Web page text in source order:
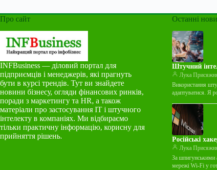
Про сайт
INFBusiness — діловий портал для
підприємців і менеджерів, які прагнуть
бути в курсі трендів. Тут ви знайдете
новини бізнесу, огляди фінансових ринків,
поради з маркетингу та HR, а також
матеріали про застосування ІТ і штучного
інтелекту в компаніях. Ми відбираємо
тільки практичну інформацію, корисну для
прийняття рішень.
Останні
Штучний
Лука
Використання
адаптуватися. Я
Російські
Лука
За шпигунськими
мережі Wi-Fi у